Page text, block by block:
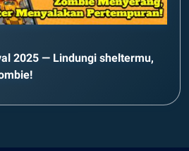
2025 — Lindungi sheltermu,